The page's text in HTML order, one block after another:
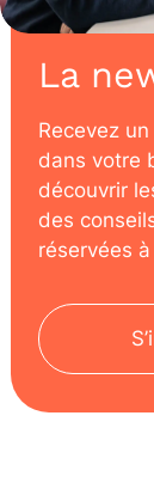
La
Recevez
dans votre
découvrir
des
réservées